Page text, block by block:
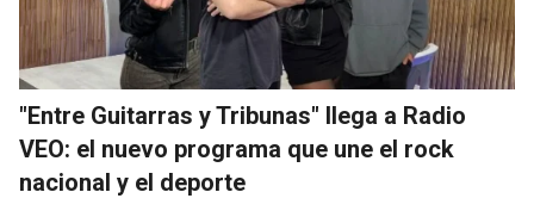
"Entre Guitarras y Tribunas" llega a Radio
VEO: el nuevo programa que une el rock
nacional y el deporte